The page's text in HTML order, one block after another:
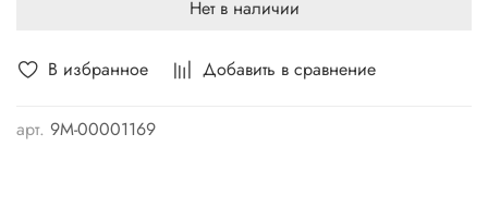
В избранное Добавить в сравнение
арт. 9М-00001169
Нет в наличии